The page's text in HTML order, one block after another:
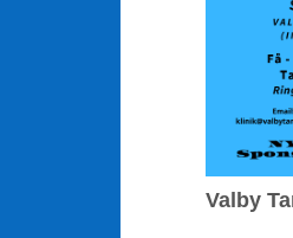
Valby